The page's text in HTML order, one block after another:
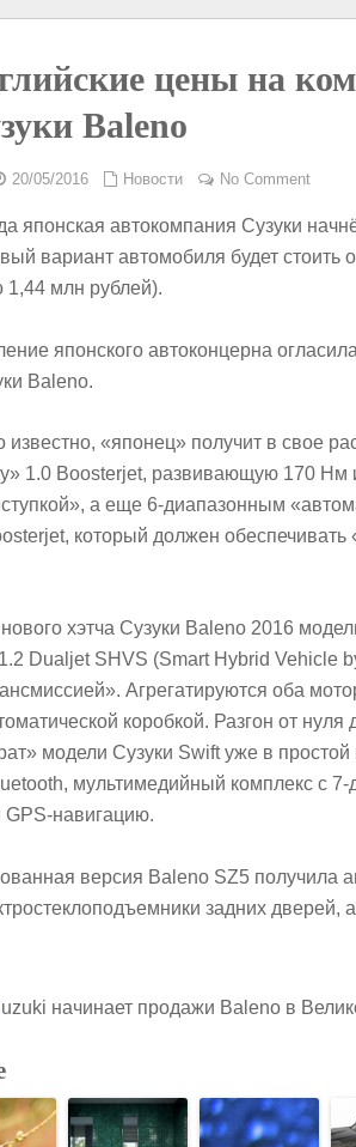
цены на
Baleno
20/05/2016 Новости No Comment
японская автокомпания Сузуки
вариант автомобиля будет стоить
1,44 млн рублей).
японского автоконцерна
Baleno.
известно, «японец» получит в свое
1.0 Boosterjet, развивающую 170
а еще 6-диапазонным
который должен
хэтча Сузуки Baleno 2016
Dualjet SHVS (Smart Hybrid Vehicle
Агрегатируются оба
коробкой. Разгон от нуля
модели Сузуки Swift уже в простой
мультимедийный комплекс с
GPS-навигацию.
версия Baleno SZ5 получила
задних